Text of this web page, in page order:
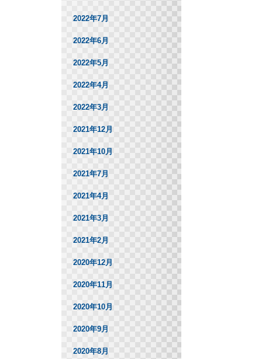
2022年7月
2022年6月
2022年5月
2022年4月
2022年3月
2021年12月
2021年10月
2021年7月
2021年4月
2021年3月
2021年2月
2020年12月
2020年11月
2020年10月
2020年9月
2020年8月